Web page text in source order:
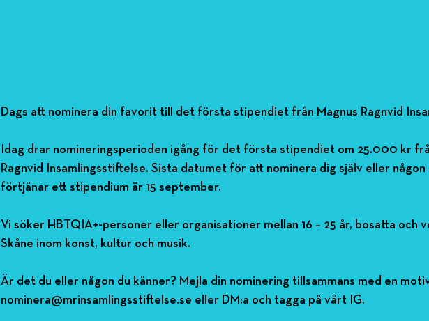
Dags att nominera din favorit till det första stipendiet från Magnus Ragnvid
Idag drar nomineringsperioden igång för det första stipendiet om 25.000 kr
Ragnvid Insamlingsstiftelse. Sista datumet för att nominera dig själv eller
förtjänar ett stipendium är 15 september.
Vi söker HBTQIA+-personer eller organisationer mellan 16 – 25 år, bosatta och
Skåne inom konst, kultur och musik.
Är det du eller någon du känner? Mejla din nominering tillsammans med en
nominera@mrinsamlingsstiftelse.se eller DM:a och tagga på vårt IG.